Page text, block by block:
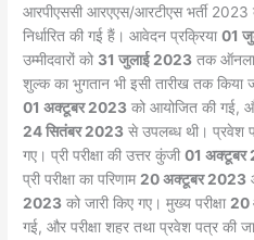
आरपीएससी आरएएस/आरटीएस भर्ती 2023
निर्धारित की गई हैं। आवेदन प्रक्रिया01
उम्मीदवारों को 31 जुलाई 2023 तक
शुल्क का भुगतान भी इसी तारीख तक किया
01 अक्टूबर 2023 को आयोजित की गई,
24 सितंबर 2023 से उपलब्ध थी। प्रवेश
गए। प्री परीक्षा की उत्तर कुंजी01 अक्टूबर
प्री परीक्षा का परिणाम 20 अक्टूबर 2023
2023 को जारी किए गए। मुख्य परीक्षा 20
गई, और परीक्षा शहर तथा प्रवेश पत्र की